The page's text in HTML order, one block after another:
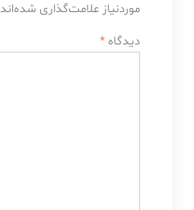
موردنیاز علامت‌گذاری شده‌اند
دیدگاه *